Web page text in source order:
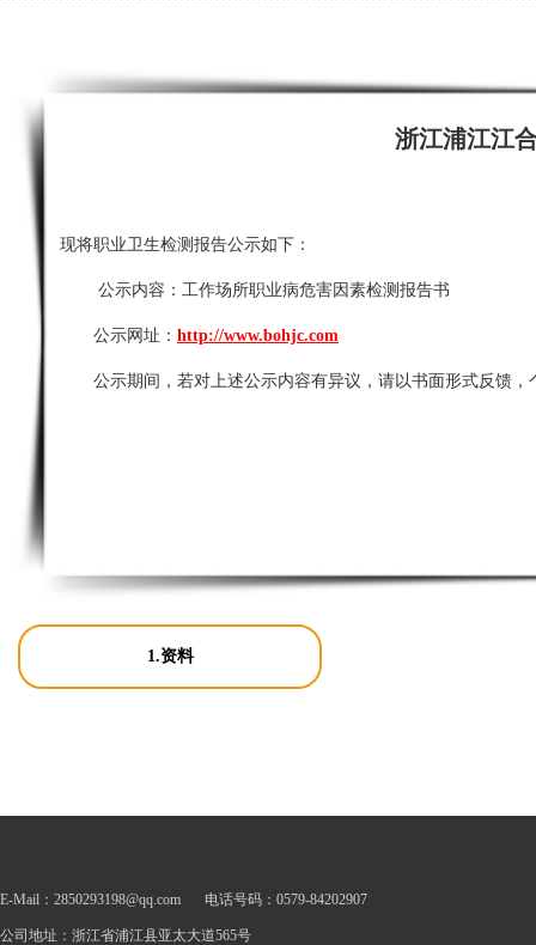
浙江浦江江
现将职业卫生检测报告公示如下：
公示内容： 工作场所职业病危害因素检测报告书
公示网址： http://www.bohjc.com
公示期间，若对上述公示内容有异议，请以书面形式反馈，
1.资料
E-Mail：2850293198@qq.com 电话号码：0579-84202907
公司地址：浙江省浦江县亚太大道565号